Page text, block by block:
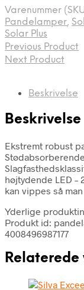
Varenummer
Pandelamper,
Solar Plus
Previous Product
Next Product
Beskrivelse
Beskrivelse
Ekstremt robust
højtydende LED –
kan vippes så
Yderlige
Produkt id:
4008496987177
Relaterede